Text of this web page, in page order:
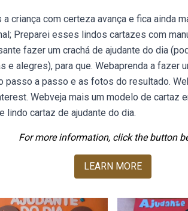
criança com certeza avança e fica ainda
Preparei esses lindos cartazes com
fazer um crachá de ajudante do dia
e alegres), para que. Webaprenda a fazer
passo a passo e as fotos do resultado.
Webveja mais um modelo de cartaz
lindo cartaz de ajudante do dia.
For more information, click the button
LEARN MORE